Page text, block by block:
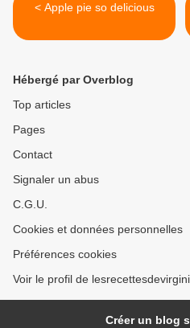
< Apple pie so delicious
Hébergé par Overblog
Top articles
Pages
Contact
Signaler un abus
C.G.U.
Cookies et données personnelles
Préférences cookies
Voir le profil de
Créer un blog